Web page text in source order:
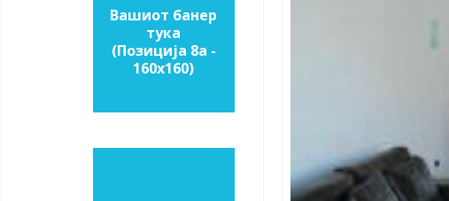
Вашиот банер
тука
(Позиција 8a -
160х160)